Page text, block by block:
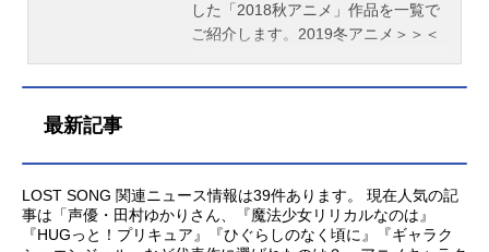
した「2018秋アニメ」作品を一覧で
ご紹介します。2019冬アニメ＞＞＜
最新記事
LOST SONG 関連ニュース情報は39件あります。 現在人気の記
事は「声優・田村ゆかりさん、『魔法少女リリカルなのは』
『HUGっと！プリキュア』『ひぐらしのなく頃に』『ギャラク